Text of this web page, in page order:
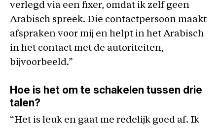
verlegd via een fixer, omdat ik zelf geen
Arabisch spreek. Die contactpersoon maakt
afspraken voor mij en helpt in het Arabisch
in het contact met de autoriteiten,
bijvoorbeeld.”
Hoe is het om te schakelen tussen drie
talen?
“Het is leuk en gaat me redelijk goed af. Ik